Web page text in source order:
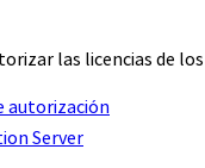
las licencias de
autorización
Server